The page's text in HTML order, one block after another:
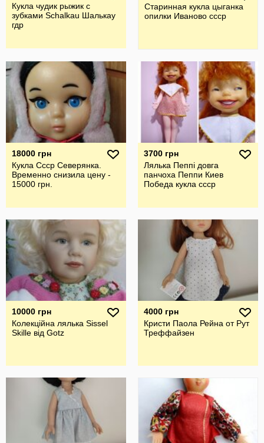
Кукла чудик рыжик с
зубками Schalkau Шалькау
гдр
Старинная кукла цыганка
опилки Иваново ссср
18000 грн
Кукла Ссср Северянка.
Временно снизила цену -
15000 грн.
3700 грн
Лялька Пеппі довга
панчоха Пеппи Киев
Победа кукла ссср
10000 грн
Колекційна лялька Sissel
Skille від Gotz
4000 грн
Кристи Паола Рейна от Рут
Треффайзен